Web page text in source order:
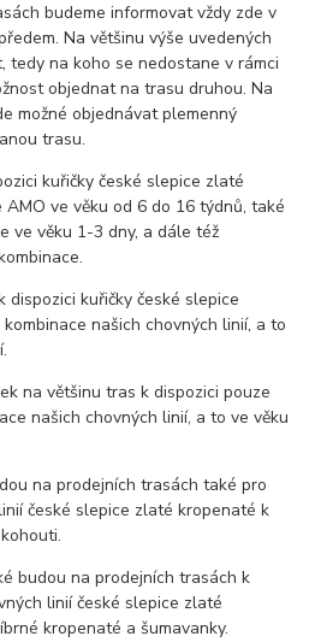
budeme informovat vždy zde v
Na většinu výše uvedených
tedy na koho se nedostane v rámci
objednat na trasu druhou. Na
možné objednávat plemenný
trasu.
kuřičky české slepice zlaté
ve věku od 6 do 16 týdnů, také
ve věku 1-3 dny, a dále též
kuřičky české slepice
našich chovných linií, a to
na většinu tras k dispozici pouze
našich chovných linií, a to ve věku
na prodejních trasách také pro
české slepice zlaté kropenaté k
budou na prodejních trasách k
linií české slepice zlaté
kropenaté a šumavanky.